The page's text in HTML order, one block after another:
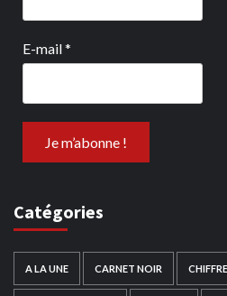
E-mail*
Catégories
A LA UNE CARNET NOIR